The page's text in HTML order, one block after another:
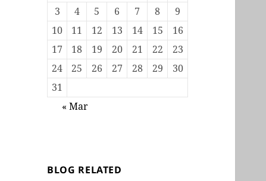
3
4 5 6 7 8
9
10
11 12 13 14 15
16
17
18 19 20 21 22
23
24
25 26 27 28 29
30
31
« Mar
BLOG RELATED